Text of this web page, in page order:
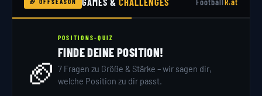
🏈 OFFSEASON FootballR.at
🏈
POSITIONS-QUIZ
FINDE DEINE POSITION!
7 Fragen zu Größe & Stärke – wir sagen dir,
welche Position zu dir passt.